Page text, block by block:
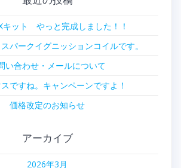
キット やっと完成しました！！
パークイグニッションコイルです。
い合わせ・メールについて
ですね。キャンペーンですよ！
価格改定のお知らせ
アーカイブ
2026年3月